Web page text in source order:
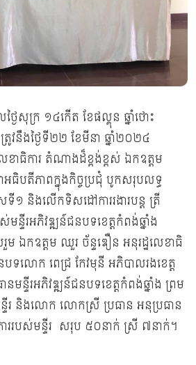
ងៃសុក្រ ១៤កេីត ខែផល្គុន ឆ្នាំថោះ
ងថ្ងៃទី២២ ខែមីនា ឆ្នាំ២០២៤
ខាធិការ តំណាងដ៏ខ្ពង់ខ្ពស់ ឯកឧត្តម
ធិបតីភាពក្នុងកិច្ចប្រជុំ បូកសរុបលទ្ធ
ទី១ និងលេីកទិសដៅការរងារបន្ត ត្រី
ទីរអភិវឌ្ឍន៍ជនបទខេត្តកំពង់ឆ្នាំង
ឯកឧត្តម ឈួរ ច័ន្ទឌឿន អនុរដ្ឋលេខាធិ
ទលោក ពេជ្រ កែវមុនី អភិបាលរងខេត្ត
ន្ទីរអភិវឌ្ឍន៍ជនបទខេត្តកំពង់ឆ្នាំង ព្រម
រ និងលោក លោកស្រី ប្រធាន អនុប្រធាន
ាររបស់មន្ទីរ សរុប ៥០នាក់ ស្រី ៧នាក់។